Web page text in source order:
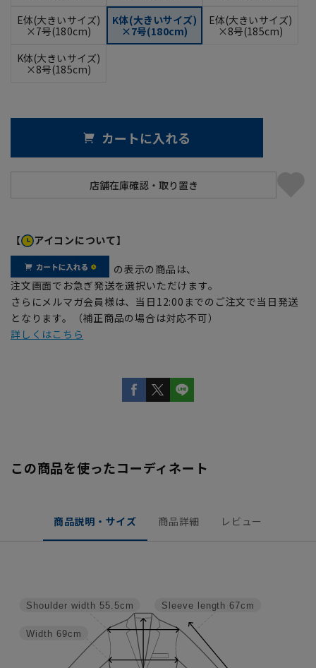
E体(大きいサイズ)
×7号(180cm)
K体(大きいサイズ)
×7号(180cm)
E体(大きいサイズ)
×8号(185cm)
K体(大きいサイズ)
×8号(185cm)
カートに入れる
【 アイコンについて】
の表示の商品は、
注文画面でお急ぎ発送を選択いただけます。
さらにメルマガ会員様は、当日12:00までのご注文で当日発送
となります。（補正商品の場合は対応不可）
詳しくはこちら
この商品を使ったコーディネート
商品説明・サイズ 商品詳細 レビュー
Sleeve length 67cm
Width 69cm
Shoulder width 55.5cm